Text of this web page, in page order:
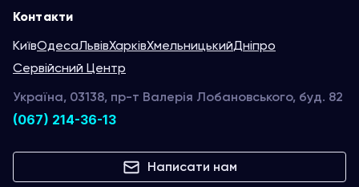
Контакти
КиївОдесаЛьвівХарківХмельницькийДніпро
Сервійсний Центр
Україна, 03138, пр-т Валерія Лобановського, буд. 82
(067) 214-36-13
Написати нам